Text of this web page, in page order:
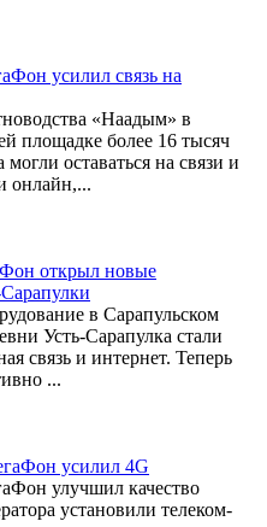
усилил связь на
«Наадым» в
площадке более 16 тысяч
оставаться на связи и
онлайн,...
открыл новые
в Сарапульском
Усть-Сарапулка стали
связь и интернет. Теперь
...
усилил 4G
улучшил качество
установили телеком-